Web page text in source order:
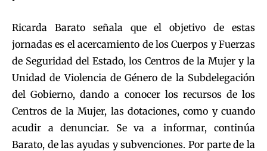
Ricarda Barato señala que el objetivo de estas
jornadas es el acercamiento de los Cuerpos y Fuerzas
de Seguridad del Estado, los Centros de la Mujer y la
Unidad de Violencia de Género de la Subdelegación
del Gobierno, dando a conocer los recursos de los
Centros de la Mujer, las dotaciones, como y cuando
acudir a denunciar. Se va a informar, continúa
Barato, de las ayudas y subvenciones. Por parte de la